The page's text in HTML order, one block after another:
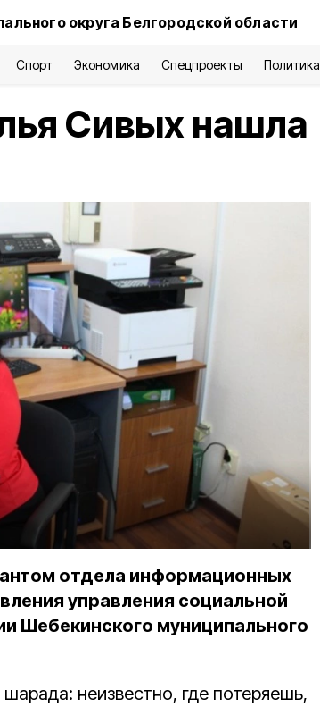
округа Белгородской области
Спорт Экономика Спецпроекты Политика
Сивых нашла
отдела информационных
управления социальной
Шебекинского муниципального
неизвестно, где потеряешь,